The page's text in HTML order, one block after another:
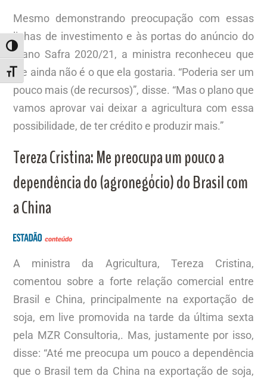
ALTERNAR ALTO CONTRASTE
ALTERNAR TAMANHO DA FONTE
Mesmo demonstrando preocupação com essas
linhas de investimento e às portas do anúncio do
Plano Safra 2020/21, a ministra reconheceu que
ele ainda não é o que ela gostaria. “Poderia ser um
pouco mais (de recursos)”, disse. “Mas o plano que
vamos aprovar vai deixar a agricultura com essa
possibilidade, de ter crédito e produzir mais.”
Tereza Cristina: Me preocupa um pouco a
dependência do (agronegócio) do Brasil com
a China
A ministra da Agricultura, Tereza Cristina,
comentou sobre a forte relação comercial entre
Brasil e China, principalmente na exportação de
soja, em live promovida na tarde da última sexta
pela MZR Consultoria,. Mas, justamente por isso,
disse: “Até me preocupa um pouco a dependência
que o Brasil tem da China na exportação de soja,